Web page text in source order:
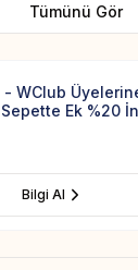
Tümünü Gör
WClub
Ek %20
Bilgi Al